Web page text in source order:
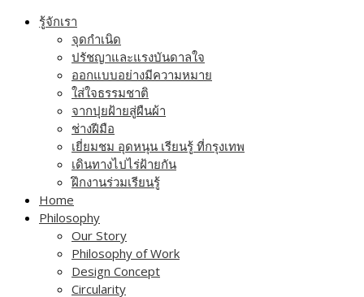
Skip
รู้จักเรา
จุดกำเนิด
ปรัชญาและแรงบันดาลใจ
ออกแบบอย่างมีความหมาย
ใส่ใจธรรมชาติ
จากปุยฝ้ายสู่ผืนผ้า
ช่างฝีมือ
เยี่ยมชม อุดหนุน เรียนรู้ ที่กรุงเทพ
เดินทางไปไร่ฝ้ายกัน
ฝึกงานร่วมเรียนรู้
Home
Philosophy
Our Story
Philosophy of Work
Design Concept
Circularity